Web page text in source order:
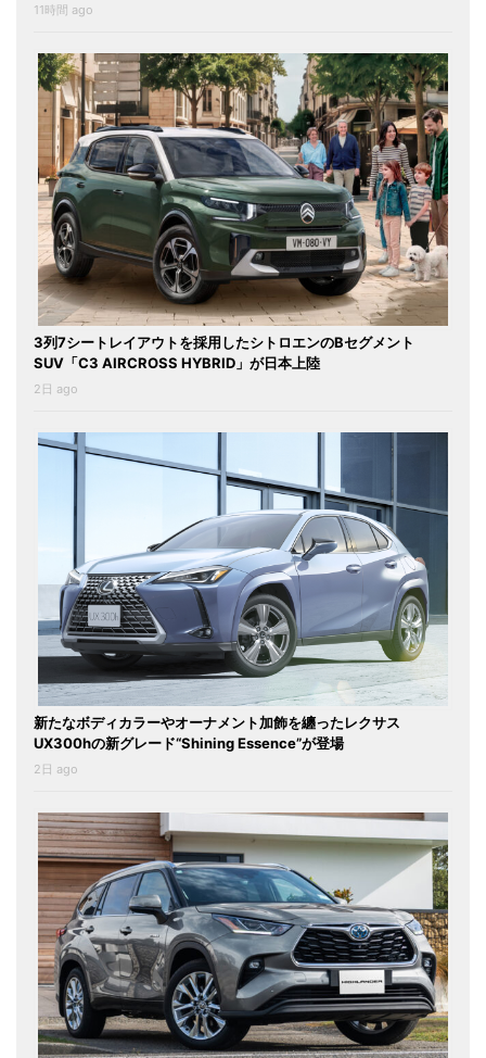
11時間 ago
3列7シートレイアウトを採用したシトロエンのBセグメント
SUV「C3 AIRCROSS HYBRID」が日本上陸
2日 ago
新たなボディカラーやオーナメント加飾を纏ったレクサス
UX300hの新グレード“Shining Essence”が登場
2日 ago